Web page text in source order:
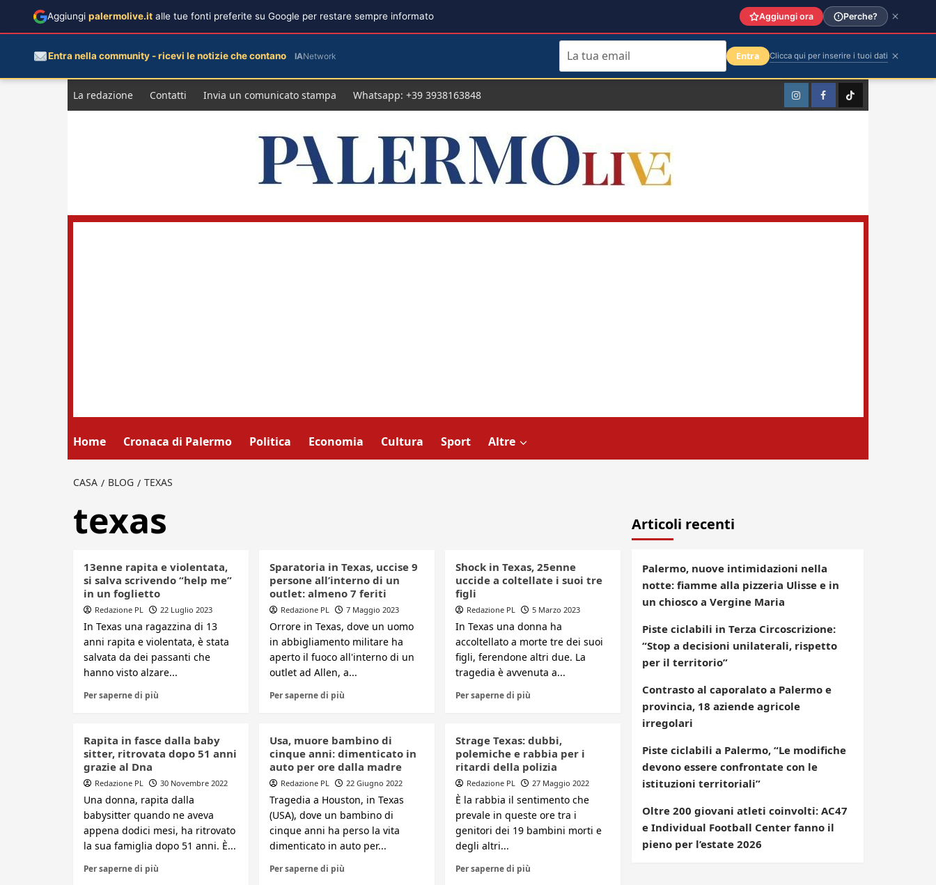
La redazione Contatti Invia un comunicato stampa Whatsapp: +39 3938163848 InstagramFacebookTikTok
Home Cronaca di Palermo Politica Economia Cultura Sport Altre
CASA BLOG TEXAS
texas
13enne rapita e violentata,
si salva scrivendo “help me”
in un foglietto
Redazione PL 22 Luglio 2023
In Texas una ragazzina di 13
anni rapita e violentata, è stata
salvata da dei passanti che
hanno visto alzare...
Per saperne di più
Sparatoria in Texas, uccise 9
persone all’interno di un
outlet: almeno 7 feriti
Redazione PL 7 Maggio 2023
Orrore in Texas, dove un uomo
in abbigliamento militare ha
aperto il fuoco all'interno di un
outlet ad Allen, a...
Per saperne di più
Shock in Texas, 25enne
uccide a coltellate i suoi tre
figli
Redazione PL 5 Marzo 2023
In Texas una donna ha
accoltellato a morte tre dei suoi
figli, ferendone altri due. La
tragedia è avvenuta a...
Per saperne di più
Rapita in fasce dalla baby
sitter, ritrovata dopo 51 anni
grazie al Dna
Redazione PL 30 Novembre 2022
Una donna, rapita dalla
babysitter quando ne aveva
appena dodici mesi, ha ritrovato
la sua famiglia dopo 51 anni. È...
Per saperne di più
Usa, muore bambino di
cinque anni: dimenticato in
auto per ore dalla madre
Redazione PL 22 Giugno 2022
Tragedia a Houston, in Texas
(USA), dove un bambino di
cinque anni ha perso la vita
dimenticato in auto per...
Per saperne di più
Strage Texas: dubbi,
polemiche e rabbia per i
ritardi della polizia
Redazione PL 27 Maggio 2022
È la rabbia il sentimento che
prevale in queste ore tra i
genitori dei 19 bambini morti e
degli altri...
Per saperne di più
Articoli recenti
Palermo, nuove intimidazioni nella
notte: fiamme alla pizzeria Ulisse e in
un chiosco a Vergine Maria
Piste ciclabili in Terza Circoscrizione:
“Stop a decisioni unilaterali, rispetto
per il territorio”
Contrasto al caporalato a Palermo e
provincia, 18 aziende agricole
irregolari
Piste ciclabili a Palermo, “Le modifiche
devono essere confrontate con le
istituzioni territoriali”
Oltre 200 giovani atleti coinvolti: AC47
e Individual Football Center fanno il
pieno per l’estate 2026
Aggiungi palermolive.it alle tue fonti preferite su Google per restare sempre informato Aggiungi ora Perche?
Entra nella community - ricevi le notizie che contano IANetwork Entra Clicca qui per inserire i tuoi dati